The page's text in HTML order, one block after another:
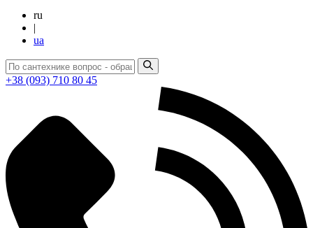
ru
|
ua
+38 (093) 710 80 45